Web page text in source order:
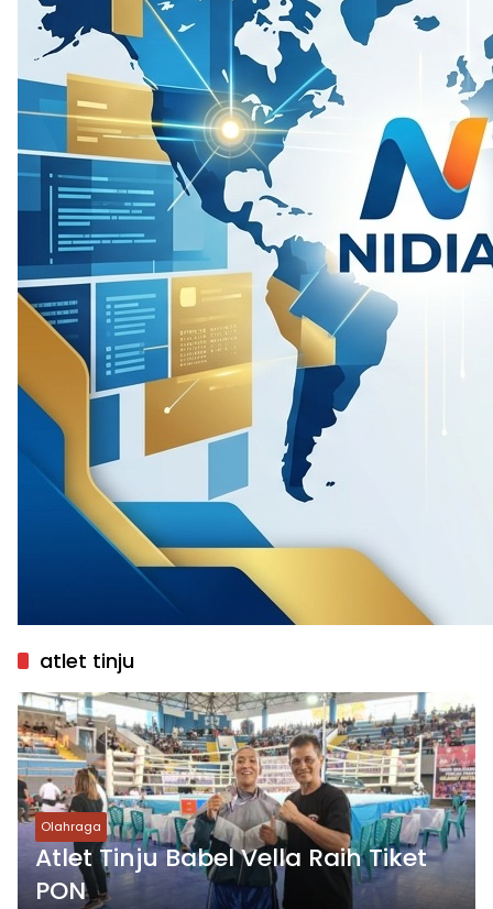
atlet tinju
Olahraga
Atlet Tinju Babel Vella Raih Tiket
PON